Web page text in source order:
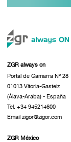
ZGR always on
Portal de Gamarra Nº 28
01013 Vitoria-Gasteiz
(Álava-Araba) - España
Tel. +34 945214600
Email zigor@zigor.com
ZGR México